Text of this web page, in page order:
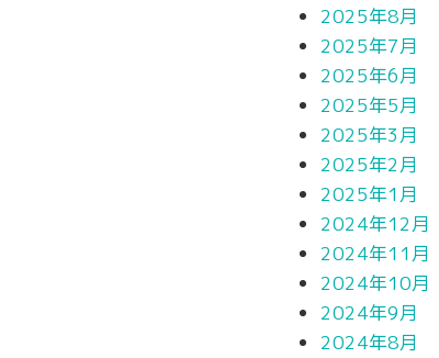
2025年8月
2025年7月
2025年6月
2025年5月
2025年3月
2025年2月
2025年1月
2024年12月
2024年11月
2024年10月
2024年9月
2024年8月